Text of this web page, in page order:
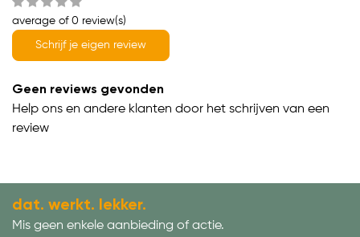
average of 0 review(s)
Schrijf je eigen review
Geen reviews gevonden
Help ons en andere klanten door het schrijven van een
review
dat. werkt. lekker.
Mis geen enkele aanbieding of actie.